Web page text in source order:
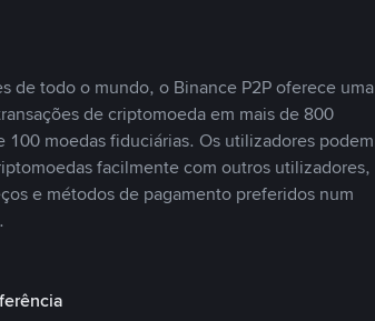
de todo o mundo, o Binance P2P oferece uma
de criptomoeda em mais de 800
100 moedas fiduciárias. Os utilizadores podem
facilmente com outros utilizadores,
e métodos de pagamento preferidos num